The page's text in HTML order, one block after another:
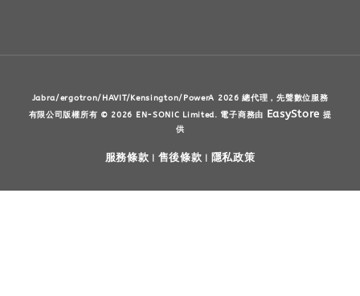
Jabra/ergotron/HAVIT/Kensington/PowerA 2026 總代理，先聲數位服務
有限公司版權所有 © 2026 EN-SONIC Limited. 電子商務由 EasyStore 提
供
服務條款 售後條款 隱私政策